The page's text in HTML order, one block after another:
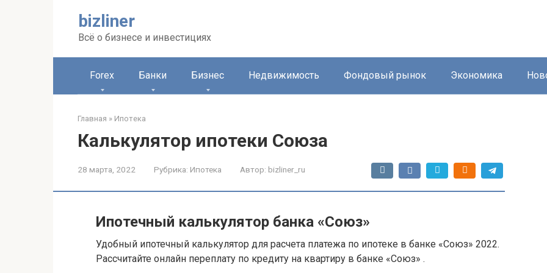
bizliner
Всё о бизнесе и инвестициях
Forex Банки Бизнес Недвижимость Фондовый рынок Экономика
Главная » Ипотека
Калькулятор ипотеки Союза
28 марта, 2022 Рубрика: Ипотека Автор: bizliner_ru
Ипотечный калькулятор банка «Союз»
Удобный ипотечный калькулятор для расчета платежа по ипотеке в банке «Союз» 2022.
Рассчитайте онлайн переплату по кредиту на квартиру в банке «Союз» .